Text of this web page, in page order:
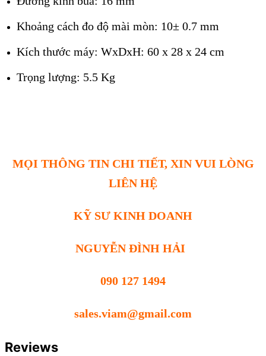
Khoảng cách đo độ mài mòn: 10± 0.7 mm
Kích thước máy: WxDxH: 60 x 28 x 24 cm
Trọng lượng: 5.5 Kg
MỌI THÔNG TIN CHI TIẾT, XIN VUI LÒNG
LIÊN HỆ
KỸ SƯ KINH DOANH
NGUYỄN ĐÌNH HẢI
090 127 1494
sales.viam@gmail.com
Reviews